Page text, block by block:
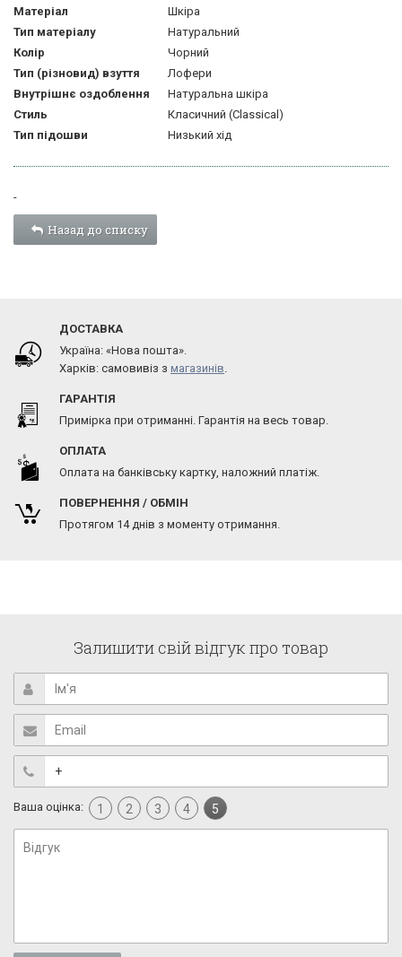
Матеріал
Шкіра
Тип матеріалу
Натуральний
Колір
Чорний
Тип (різновид) взуття
Лофери
Внутрішнє оздоблення
Натуральна шкіра
Стиль
Класичний (Classical)
Тип підошви
Низький хід
-
Назад до списку
ДОСТАВКА
Україна: «Нова пошта».
Харків: самовивіз з магазинів.
ГАРАНТІЯ
Примірка при отриманні. Гарантія на весь товар.
ОПЛАТА
Оплата на банківську картку, наложний платіж.
ПОВЕРНЕННЯ / ОБМІН
Протягом 14 днів з моменту отримання.
Залишити свій відгук про товар
Ваша оцінка: 1 2 3 4 5